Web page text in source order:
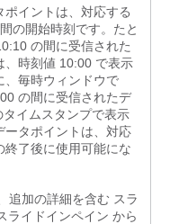
ポイントは、対応する
の開始時刻です。たと
の間に受信された
、時刻値 10:00 で表示
、毎時ウィンドウで
の間に受信されたデ
イムスタンプで表示
ータポイントは、対応
終了後に使用可能にな
追加の詳細を含む スラ
ライドインペイン から